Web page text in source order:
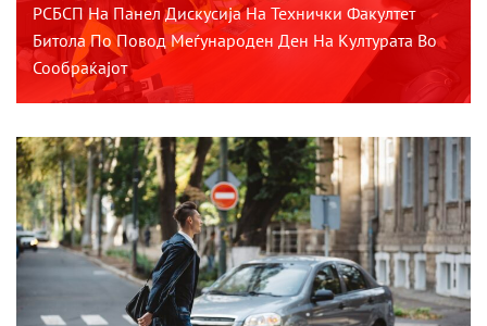
РСБСП На Панел Дискусија На Технички Факултет
Битола По Повод Меѓународен Ден На Културата Во
Сообраќајот